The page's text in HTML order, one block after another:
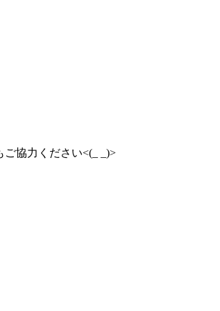
協力ください<(_ _)>